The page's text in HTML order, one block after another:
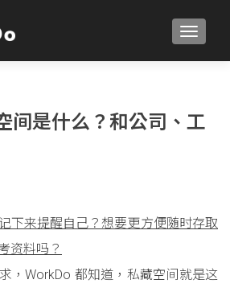
间是什么？和公司、工
下来提醒自己？想要更方便随时存取
资料吗？
，WorkDo 都知道，私藏空间就是这